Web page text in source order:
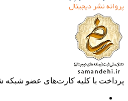
با کلیه کارت‌های عضو شبکه شتاب